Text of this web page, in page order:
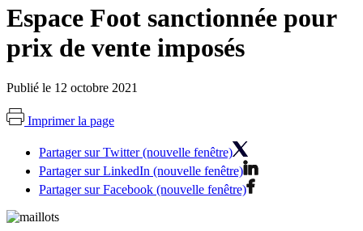
Espace Foot sanctionnée pour
prix de vente imposés
Publié le 12 octobre 2021
Imprimer la page
Partager sur Twitter (nouvelle fenêtre)
Partager sur LinkedIn (nouvelle fenêtre)
Partager sur Facebook (nouvelle fenêtre)